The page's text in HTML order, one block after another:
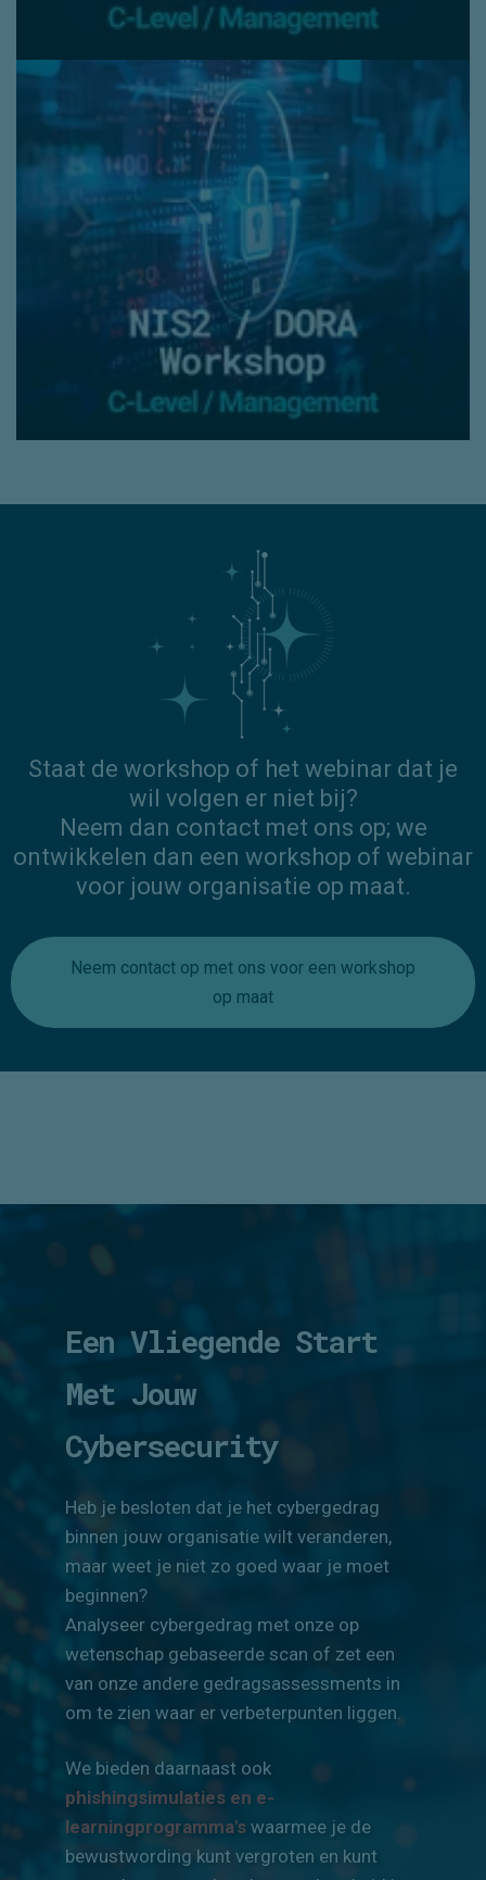
ook vergroot en je verdiept jouw kennis
Doelgroep:Directie / Management
NIS2 / DORA Workshop
Je verwerft cruciale vaardigheden en
inzichten die nodig zijn voor de naleving
van de NIS2 of DORA. Vergroot de
bewustwording vangedrag van leiders
en rolmodellendat in lijn is met de
vereisten voor NIS2 en DORA.
Staat de workshop of het webinar dat je
wil volgen er niet bij?
Neem dan contact met ons op; we
ontwikkelen dan een workshop of webinar
voor jouw organisatie op maat.
Neem contact op met ons voor een workshop
Een Vliegende Start
Met Jouw
Cybersecurity
Heb je besloten dat je het cybergedrag
binnen jouw organisatie wilt veranderen,
maar weet je niet zo goed waar je moet
Analyseer cybergedrag met onze op
wetenschap gebaseerde scan of zet een
van onze andere gedragsassessments in
om te zien waar er verbeterpunten liggen.
We bieden daarnaast ook